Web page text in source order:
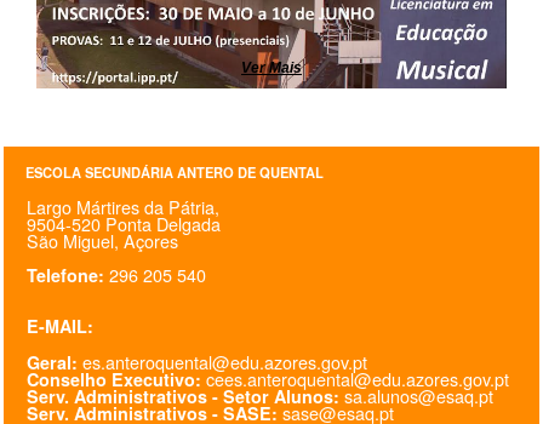
Matrículas
FOR maESAQ
@esaq.erasmus
@oficina.do.largo
ALUNOS
Ver Mais
ESCOLA SECUNDÁRIA ANTERO DE QUENTAL
Largo Mártires da Pátria,
9504-520 Ponta Delgada
São Miguel, Açores
Telefone: 296 205 540
E-MAIL:
Geral: es.anteroquental@edu.azores.gov.pt
Conselho Executivo:cees.anteroquental@edu.azores.gov.pt
Serv. Administrativos - Setor Alunos:sa.alunos@esaq.pt
Serv. Administrativos - SASE: sase@esaq.pt